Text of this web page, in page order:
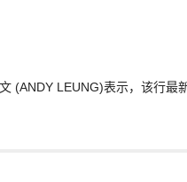
(ANDY LEUNG)表示，该行最